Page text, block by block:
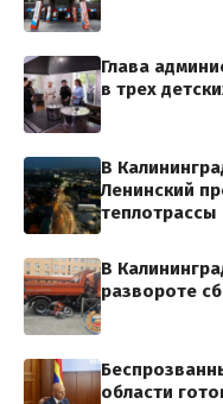
Глава
в трех
В
Ленинский
теплотрассы
В
развороте
области